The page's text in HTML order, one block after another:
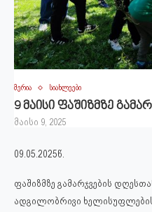
მერია სიახლეები
9 მაისი ფაშიზმზე
მაისი 9, 2025
09.05.2025წ.
ფაშიზმზე გამარჯვების
ადგილობრივი